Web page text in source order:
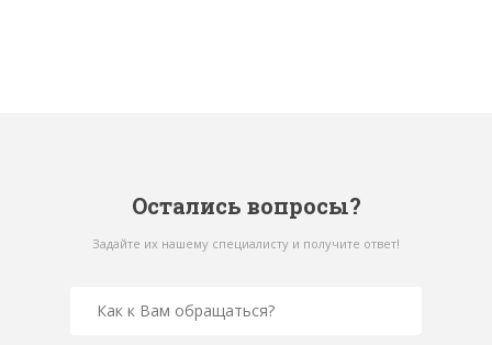
Остались вопросы?
Задайте их нашему специалисту и получите ответ!